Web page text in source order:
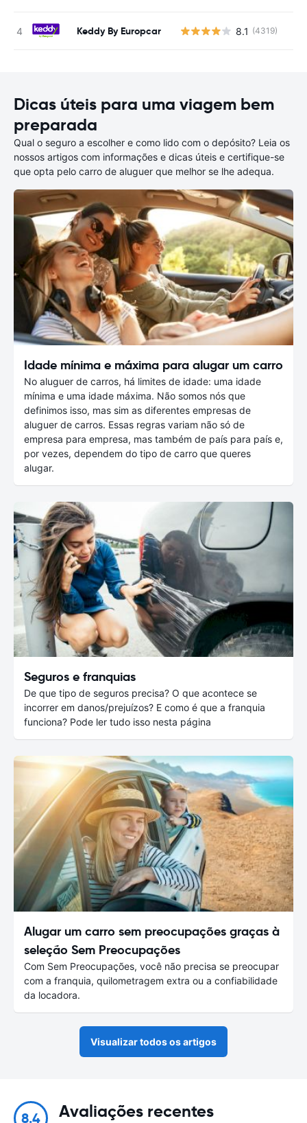
Keddy By Europcar 8.1 (4319)
Dicas úteis para uma viagem bem
preparada
Qual o seguro a escolher e como lido com o depósito? Leia os
nossos artigos com informações e dicas úteis e certifique-se
que opta pelo carro de aluguer que melhor se lhe adequa.
Idade mínima e máxima para alugar um carro
No aluguer de carros, há limites de idade: uma idade
mínima e uma idade máxima. Não somos nós que
definimos isso, mas sim as diferentes empresas de
aluguer de carros. Essas regras variam não só de
empresa para empresa, mas também de país para país e,
por vezes, dependem do tipo de carro que queres
alugar.
Seguros e franquias
De que tipo de seguros precisa? O que acontece se
incorrer em danos/prejuízos? E como é que a franquia
funciona? Pode ler tudo isso nesta página
Alugar um carro sem preocupações graças à
seleção Sem Preocupações
Com Sem Preocupações, você não precisa se preocupar
com a franquia, quilometragem extra ou a confiabilidade
da locadora.
Visualizar todos os artigos
8.4 Avaliações recentes